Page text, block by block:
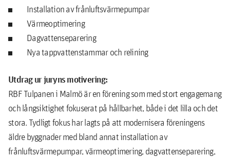
Installation av frånluftsvärmepumpar
Värmeoptimering
Dagvattenseparering
Nya tappvattenstammar och relining
Utdrag ur juryns motivering:
RBF Tulpanen i Malmö är en förening som med stort engagemang
och långsiktighet fokuserat på hållbarhet, både i det lilla och det
stora. Tydligt fokus har lagts på att modernisera föreningens
äldre byggnader med bland annat installation av
frånluftsvärmepumpar, värmeoptimering, dagvattenseparering,